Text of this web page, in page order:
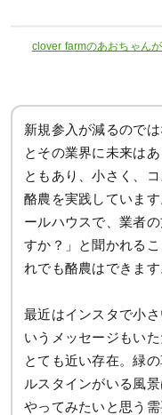
clover farmのあおちゃん
新規参入が減るので
とその業界に未来は
ともあり、小さく、
酪農を実践していま
ールハウスで、業者
すか？」と聞かれる
れでも酪農はできます
最近はインスタで小
いうメッセージもい
とても近い存在。緑
ルスタインがいる風
やってみたいと思う